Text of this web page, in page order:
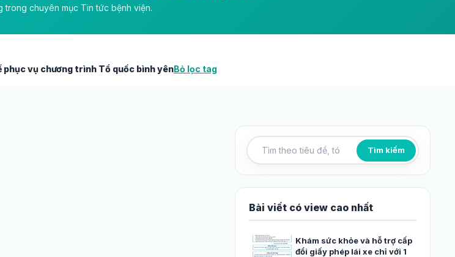
trong chuyên mục Tin tức bệnh viện.
phục vụ chương trình Tổ quốc bình yênBỏ lọc tag
Tìm kiếm bài viết
Tìm kiếm
Bài viết có view cao nhất
Khám sức khỏe và hỗ trợ cấp
đổi giấy phép lái xe chỉ với 1